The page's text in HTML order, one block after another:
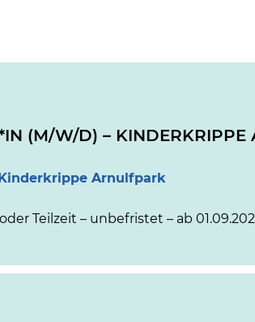
(M/W/D) – KINDERKRIPPE
Arnulfpark
Teilzeit – unbefristet – ab